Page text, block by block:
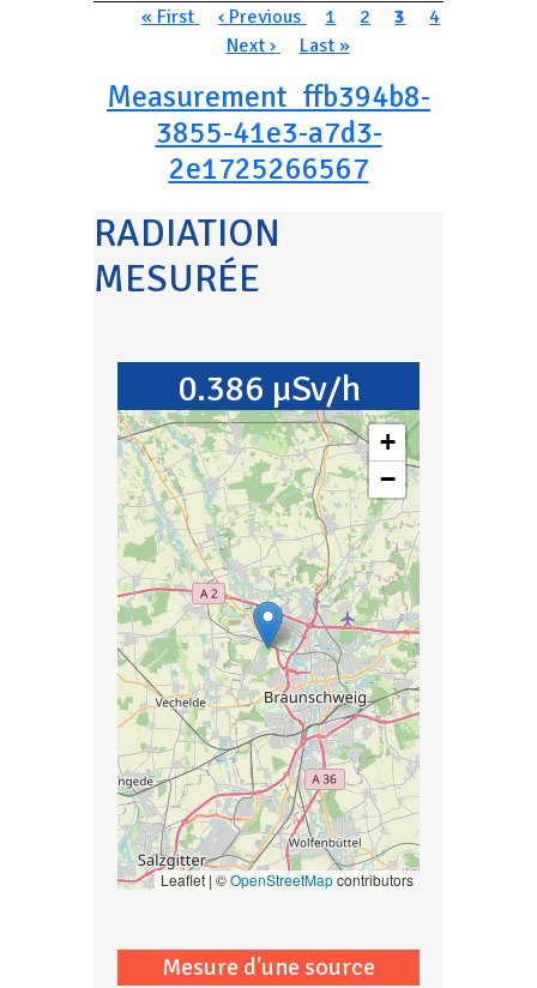
Pagination
Première page
« First Page précédente
‹ Previous Page
1 Page
2 Page courante
3 Page
4
Page suivante
Next › Dernière page
Last »
Measurement_ffb394b8-
3855-41e3-a7d3-
2e1725266567
RADIATION
MESURÉE
0.386 µSv/h
+
−
Leaflet | ©OpenStreetMapcontributors
Mesure d'une source